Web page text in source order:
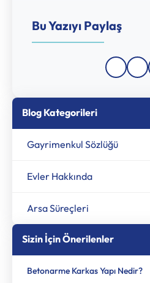
Bu Yazıyı Paylaş
Blog Kategorileri
Gayrimenkul Sözlüğü
Evler Hakkında
Arsa Süreçleri
Sizin İçin Önerilenler
Betonarme Karkas Yapı Nedir​?